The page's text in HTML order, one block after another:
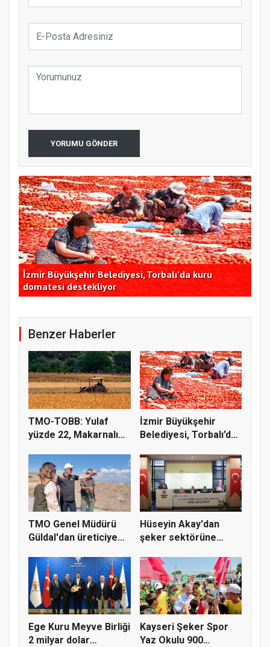
YORUMU GÖNDER
Tekirdağ Büyükşehir'den arıcılara 186 bin 480 kilo
destek
Benzer Haberler
TMO-TOBB: Yulaf
yüzde 22, Makarnalık
İzmir Büyükşehir
Belediyesi, Torbalı’da
TMO Genel Müdürü
Güldal'dan üreticiye
Hüseyin Akay'dan
şeker sektörüne
Ege Kuru Meyve Birliği
2 milyar dolar
Kayseri Şeker Spor
Yaz Okulu 900